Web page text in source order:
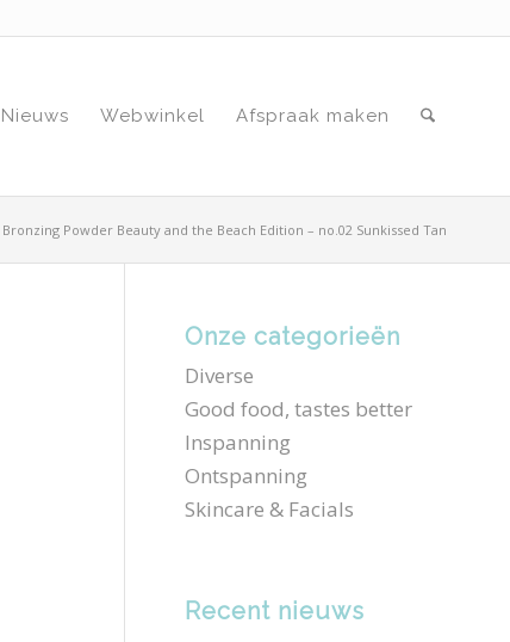
Nieuws Webwinkel Afspraak maken
Powder Beauty and the Beach Edition – no.02 Sunkissed Tan
Onze categorieën
Diverse
Good food, tastes better
Inspanning
Ontspanning
Skincare & Facials
Recent nieuws